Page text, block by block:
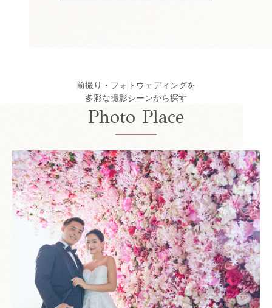
前撮り・フォトウェディングを
多彩な撮影シーンから探す
Photo Place